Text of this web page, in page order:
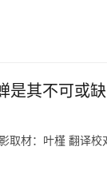
其不可或
材：叶槿 翻译